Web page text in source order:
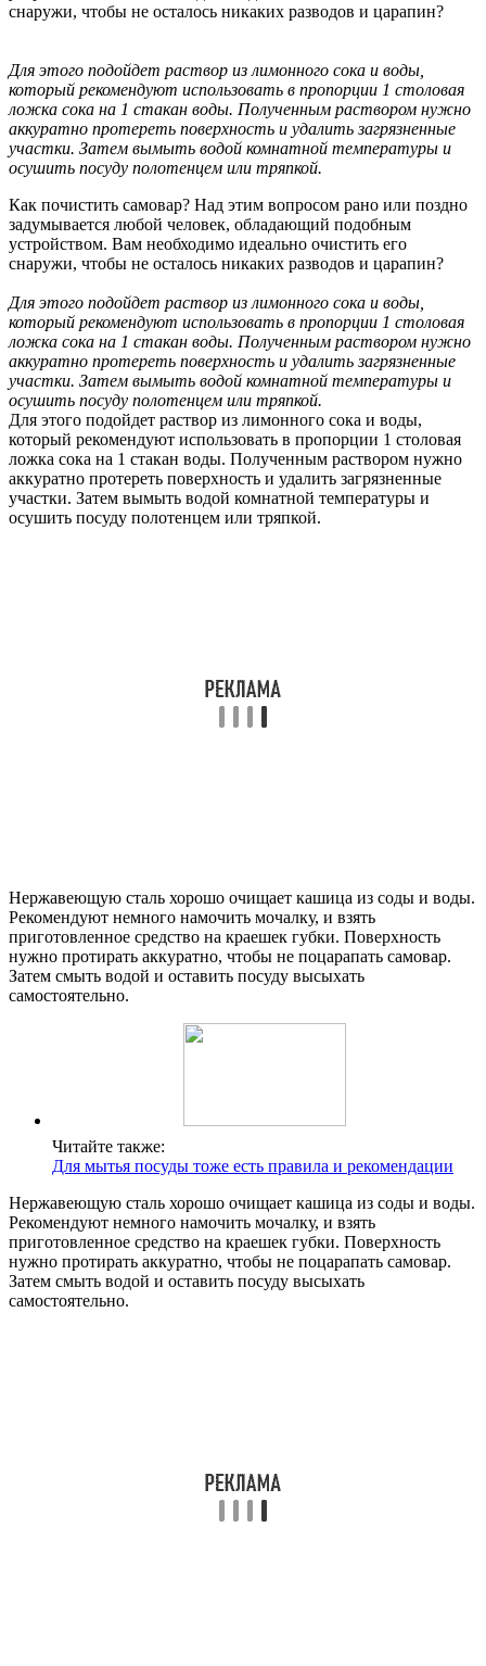
снаружи, чтобы не осталось никаких разводов и царапин?
Для этого подойдет раствор из лимонного сока и воды,
который рекомендуют использовать в пропорции 1 столовая
ложка сока на 1 стакан воды. Полученным раствором нужно
аккуратно протереть поверхность и удалить загрязненные
участки. Затем вымыть водой комнатной температуры и
осушить посуду полотенцем или тряпкой.
Как почистить самовар? Над этим вопросом рано или поздно
задумывается любой человек, обладающий подобным
устройством. Вам необходимо идеально очистить его
снаружи, чтобы не осталось никаких разводов и царапин?
Для этого подойдет раствор из лимонного сока и воды,
который рекомендуют использовать в пропорции 1 столовая
ложка сока на 1 стакан воды. Полученным раствором нужно
аккуратно протереть поверхность и удалить загрязненные
участки. Затем вымыть водой комнатной температуры и
осушить посуду полотенцем или тряпкой.
Для этого подойдет раствор из лимонного сока и воды,
который рекомендуют использовать в пропорции 1 столовая
ложка сока на 1 стакан воды. Полученным раствором нужно
аккуратно протереть поверхность и удалить загрязненные
участки. Затем вымыть водой комнатной температуры и
осушить посуду полотенцем или тряпкой.
Нержавеющую сталь хорошо очищает кашица из соды и воды.
Рекомендуют немного намочить мочалку, и взять
приготовленное средство на краешек губки. Поверхность
нужно протирать аккуратно, чтобы не поцарапать самовар.
Затем смыть водой и оставить посуду высыхать
самостоятельно.
Читайте также:
Для мытья посуды тоже есть правила и рекомендации
Нержавеющую сталь хорошо очищает кашица из соды и воды.
Рекомендуют немного намочить мочалку, и взять
приготовленное средство на краешек губки. Поверхность
нужно протирать аккуратно, чтобы не поцарапать самовар.
Затем смыть водой и оставить посуду высыхать
самостоятельно.